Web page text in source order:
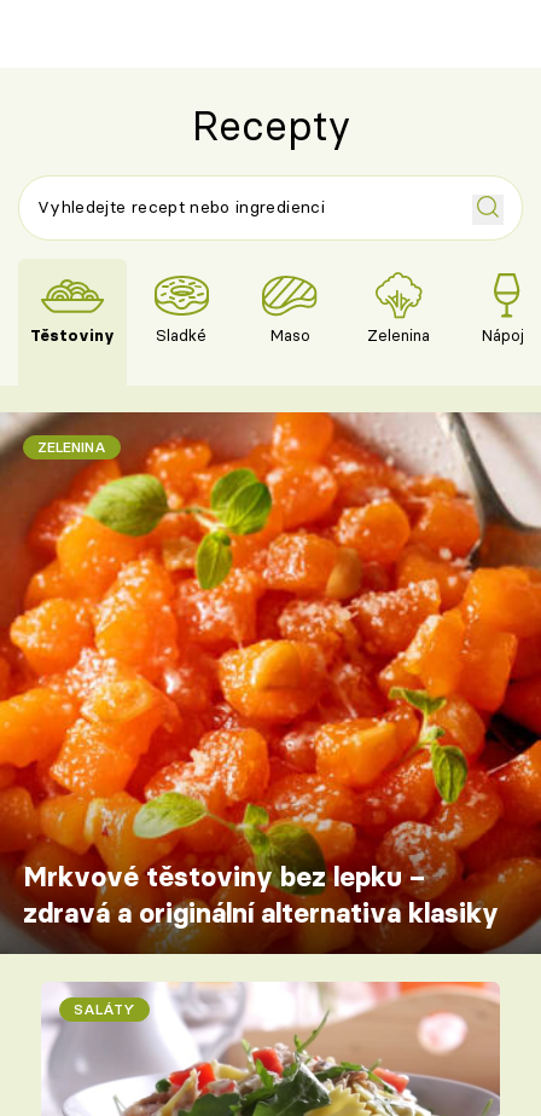
Recepty
Těstoviny Sladké Maso Zelenina Nápoje
ZELENINA
Mrkvové těstoviny bez lepku –
zdravá a originální alternativa klasiky
SALÁTY